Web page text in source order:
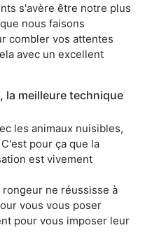
s'avère être notre plus
nous faisons
combler vos attentes
avec un excellent
la meilleure technique
les animaux nuisibles,
pour ça que la
est vivement
ne réussisse à
vous vous poser
pour vous imposer leur